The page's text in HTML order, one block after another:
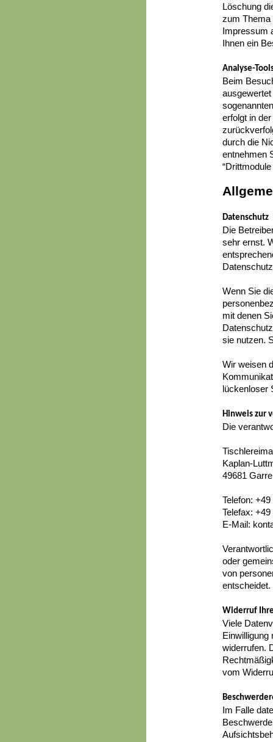
Löschung
zum Thema
Impressum
Ihnen ein
Analyse-
Beim
erfolgt in
durch die
entnehmen
Datenschutz
Die
sehr ernst.
Wenn Sie
mit denen
sie nutzen.
Wir weisen
lückenloser
Hinweis zur
Die
Kaplan-
49681
Telefon:
Telefax:
E-Mail:
oder
von
entscheidet.
Widerruf
Viele
Einwilligung
widerrufen.
vom
Im Falle